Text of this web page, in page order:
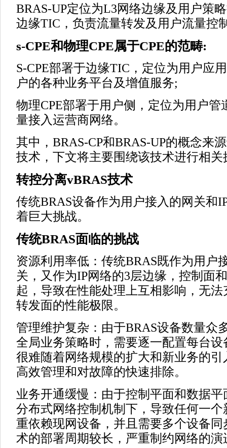
BRAS-UP定位为L3网络边缘及用户策
边缘TIC，负责流量转发及用户流量控
s-CPE和物理CPE属于CPE的范畴:
S-CPE部署于边缘TIC，定位为用户应
户的各种业务平台及增值服务;
物理CPE部署于用户侧，定位为用户管
量接入运营商网络。
其中，BRAS-CP和BRAS-UP的概念来
技术，下文将主要围绕该技术进行相关
转控分离vBRAS技术
传统BRAS设备作为用户接入的网关和
着巨大挑战。
传统BRAS面临的挑战
资源利用率低：传统BRAS既作为用户
关，又作为IP网络的3层边缘，控制面
起，导致在性能处理上互相影响，无
转发面的性能极限。
管理维护复杂：由于BRAS设备数量众
全局业务策略时，需要逐一配置每台
很难随着网络规模的扩大和新业务的
高效管理和对故障的快速排除。
业务开通缓慢：由于控制平面和数据
分布式网络控制机制下，导致任何一
重依赖现网设备，并且需要多个设备
术的部署周期较长，严重制约网络的演